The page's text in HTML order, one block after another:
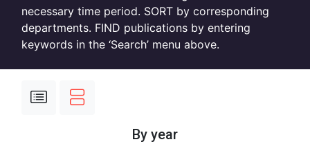
necessary time period. SORT by corresponding
departments. FIND publications by entering
keywords in the ‘Search’ menu above.
By year